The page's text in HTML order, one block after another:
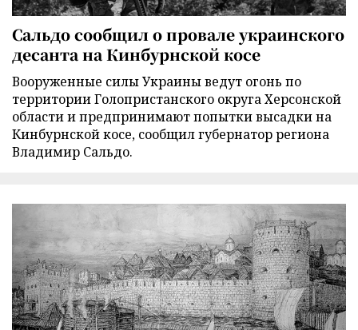
Сальдо сообщил о провале украинского
десанта на Кинбурнской косе
Вооруженные силы Украины ведут огонь по
территории Голопристанского округа Херсонской
области и предпринимают попытки высадки на
Кинбурнской косе, сообщил губернатор региона
Владимир Сальдо.